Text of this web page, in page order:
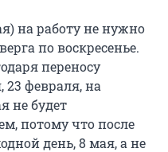
на работу не нужно
по воскресенье.
переносу
23 февраля, на
не будет
потому что после
день, 8 мая, а не